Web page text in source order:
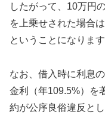
したがって、10万円
を上乗せされた場合
ということになります
なお、借入時に利息
金利（年109.5%）を
約が公序良俗違反と